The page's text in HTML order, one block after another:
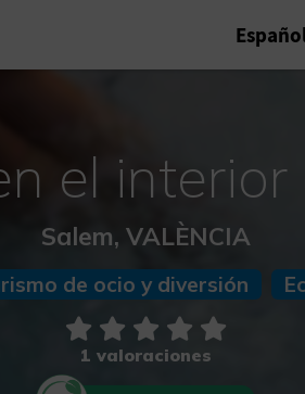
el
Salem, VALÈNCIA
de ocio y diversión
1 valoraciones